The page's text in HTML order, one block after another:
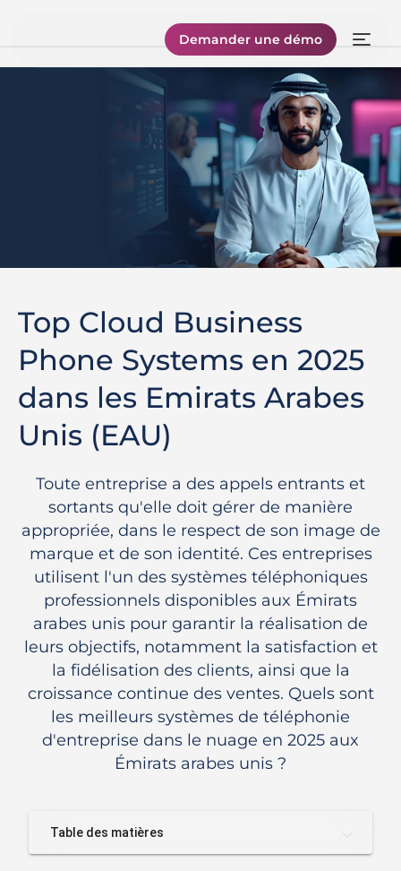
Demander une démo
Top Cloud Business
Phone Systems en 2025
dans les Emirats Arabes
Unis (EAU)
Toute entreprise a des appels entrants et
sortants qu'elle doit gérer de manière
appropriée, dans le respect de son image de
marque et de son identité. Ces entreprises
utilisent l'un des systèmes téléphoniques
professionnels disponibles aux Émirats
arabes unis pour garantir la réalisation de
leurs objectifs, notamment la satisfaction et
la fidélisation des clients, ainsi que la
croissance continue des ventes. Quels sont
les meilleurs systèmes de téléphonie
d'entreprise dans le nuage en 2025 aux
Émirats arabes unis ?
Table des matières